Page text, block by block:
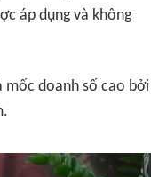
áp dụng và không
mốc doanh số cao bởi